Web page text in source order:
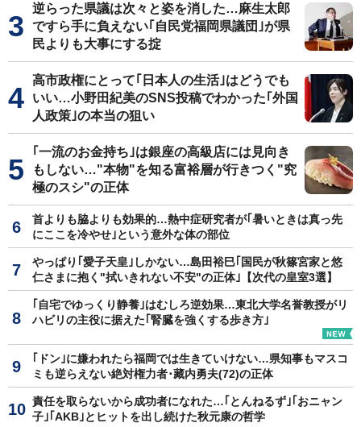
逆らった県議は次々と姿を消した…麻生太郎
ですら手に負えない｢自民党福岡県議団｣が県
民よりも大事にする掟
高市政権にとって｢日本人の生活｣はどうでも
いい…小野田紀美のSNS投稿でわかった｢外国
人政策｣の本当の狙い
｢一流のお金持ち｣は銀座の高級店には見向き
もしない…"本物"を知る富裕層が行きつく"究
極のスシ"の正体
首よりも脇よりも効果的…熱中症研究者が｢暑いときは真っ先
にここを冷やせ｣という意外な体の部位
やっぱり｢愛子天皇｣しかない…島田裕巳｢国民が秋篠宮家と悠
仁さまに抱く"拭いきれない不安"の正体｣【次代の皇室3選】
｢自宅でゆっくり静養｣はむしろ逆効果…東北大学名誉教授がリ
ハビリの主役に据えた｢腎臓を強くする歩き方｣
｢ドン｣に嫌われたら福岡では生きていけない…県知事もマスコ
ミも逆らえない絶対権力者･藏内勇夫(72)の正体
責任を取らないから成功者になれた…｢とんねるず｣｢おニャン
子｣｢AKB｣とヒットを出し続けた秋元康の哲学